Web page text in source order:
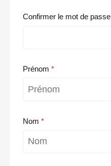
Confirmer le mot de passe
Prénom
Nom